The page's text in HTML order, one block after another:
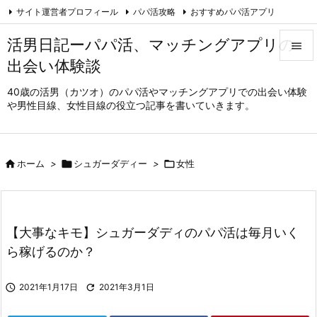
活男日記ーパパ活、マッチングアプリの
出会い体験談
40歳の活男（カツオ）のパパ活やマッチングアプリでの出会い体験
や男性目線、女性目線の役立つ記事を書いていきます。

メニュ
検索
サイト運営者プロフィール パパ活攻略 おすすめパパ活アプリ
ハッピーメール体験談 免責事項・規約 Feedly
ホーム > シュガーダディー > 女性
【大事なキモ】シュガーダディのパパ活は毎月いく
ら稼げるのか？
 2021年1月17日  2021年3月1日